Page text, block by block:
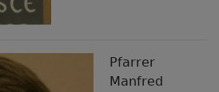
Pfarrer
Manfred